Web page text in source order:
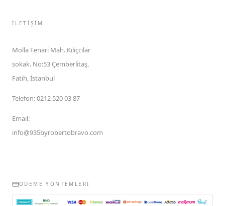
İLETIŞIM
Molla Fenari Mah. Kılıçcılar
sokak. No:53 Çemberlitaş,
Fatih, İstanbul
Telefon:0212 520 03 87
Email:
info@935byrobertobravo.com
ÖDEME YÖNTEMLERI